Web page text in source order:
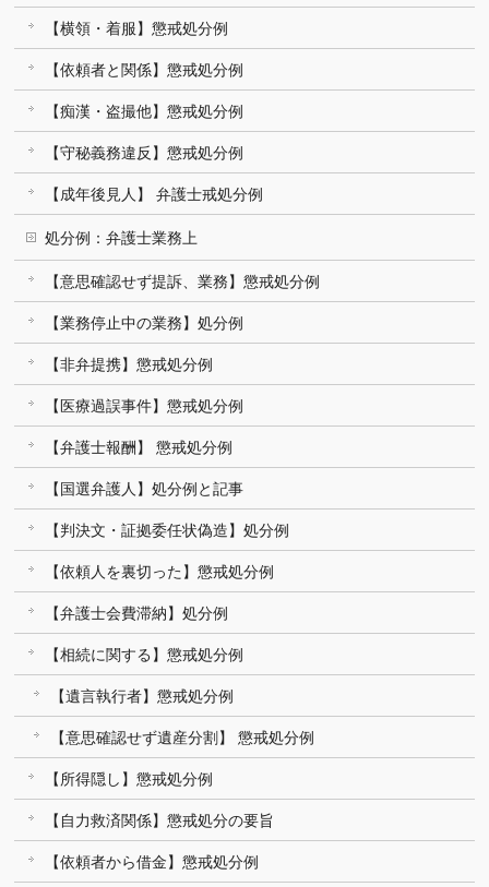
【横領・着服】懲戒処分例
【依頼者と関係】懲戒処分例
【痴漢・盗撮他】懲戒処分例
【守秘義務違反】懲戒処分例
【成年後見人】 弁護士戒処分例
処分例：弁護士業務上
【意思確認せず提訴、業務】懲戒処分例
【業務停止中の業務】処分例
【非弁提携】懲戒処分例
【医療過誤事件】懲戒処分例
【弁護士報酬】 懲戒処分例
【国選弁護人】処分例と記事
【判決文・証拠委任状偽造】処分例
【依頼人を裏切った】懲戒処分例
【弁護士会費滞納】処分例
【相続に関する】懲戒処分例
【遺言執行者】懲戒処分例
【意思確認せず遺産分割】 懲戒処分例
【所得隠し】懲戒処分例
【自力救済関係】懲戒処分の要旨
【依頼者から借金】懲戒処分例